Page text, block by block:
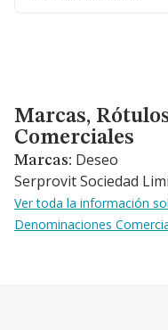
Marcas, Rótulos y
Marcas,
Comerciales
Marcas: Deseo
Serprovit Sociedad
Ver toda la información
Denominaciones